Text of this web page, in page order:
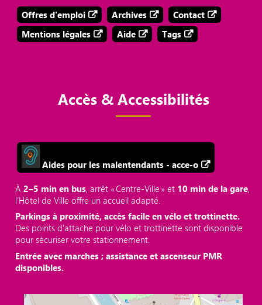
Offres d'emploi Archives
Contact
Mentions légales
Aide Tags
Accès & Accessibilités
Aides pour les malentendants - acce-o
À2–5 min en bus, arrêt « Centre‑Ville » et 10 min de la gare,
l’Hôtel de Ville offre un accueil adapté.
Parkings à proximité, accès facile en vélo et trottinette.
Des points d'attache pour vélo et trottinette sont disponible
pour sécuriser votre stationnement.
Entrée avec marches ; assistance et ascenseur PMR
disponibles.